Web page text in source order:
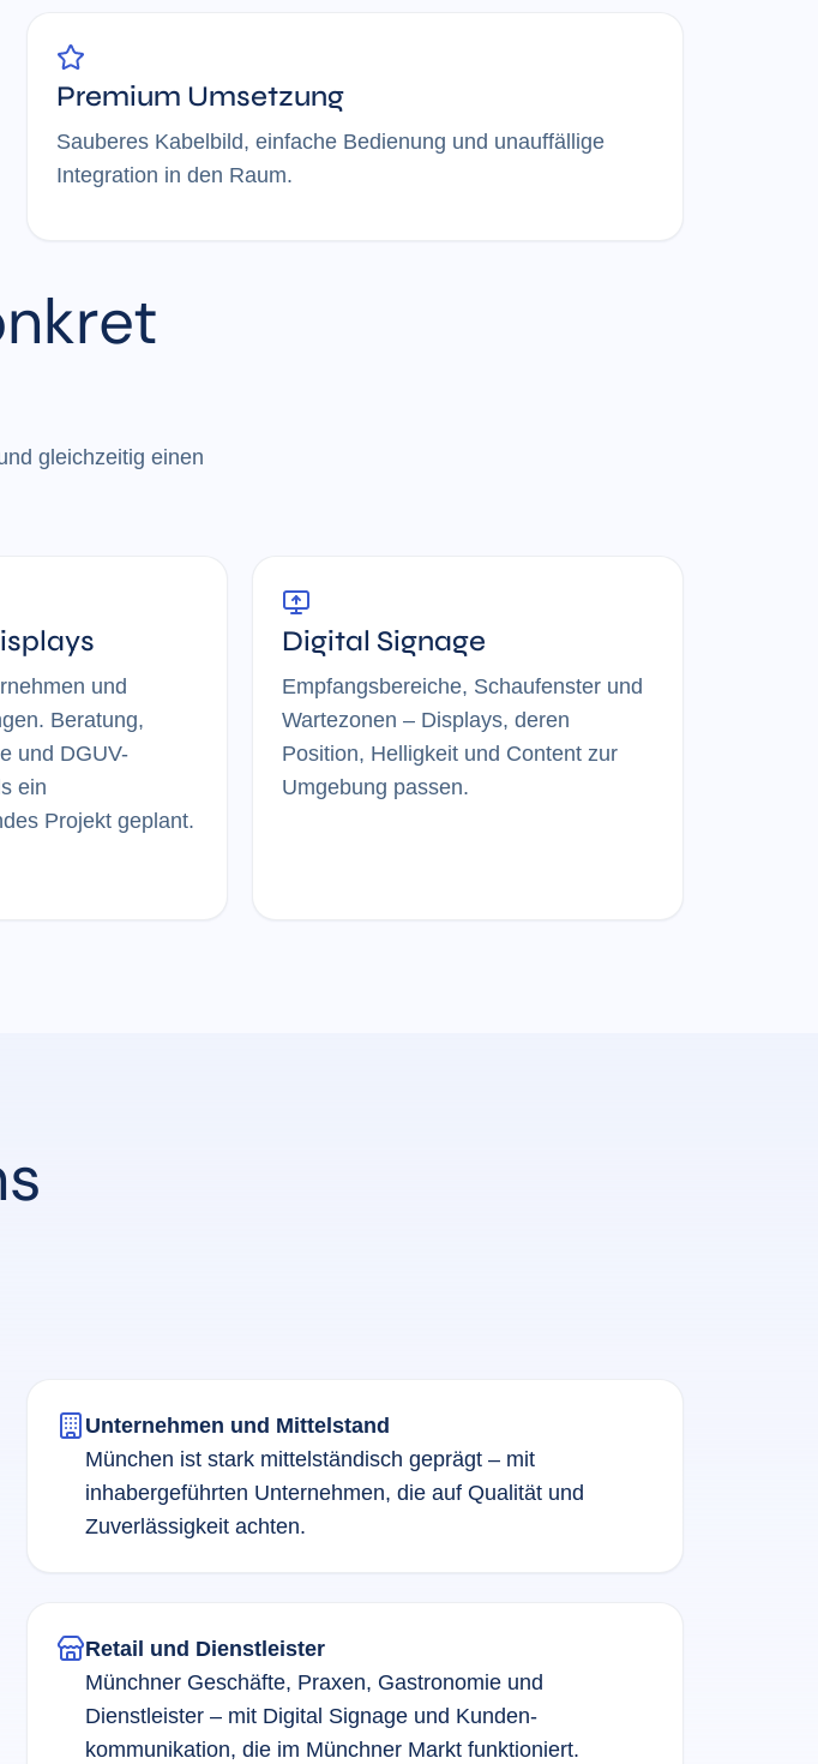
Premium Umsetzung
Sauberes Kabelbild, einfache Bedienung und unauffällige
Integration in den Raum.
gleichzeitig einen
und
Beratung,
und DGUV-
ein
Projekt geplant.
Digital Signage
Empfangsbereiche, Schaufenster und
Wartezonen – Displays, deren
Position, Helligkeit und Content zur
Umgebung passen.
Unternehmen und Mittelstand
München ist stark mittelständisch geprägt – mit
inhabergeführten Unternehmen, die auf Qualität und
Zuverlässigkeit achten.
Retail und Dienstleister
Münchner Geschäfte, Praxen, Gastronomie und
Dienstleister – mit Digital Signage und Kunden­
kommunikation, die im Münchner Markt funktioniert.